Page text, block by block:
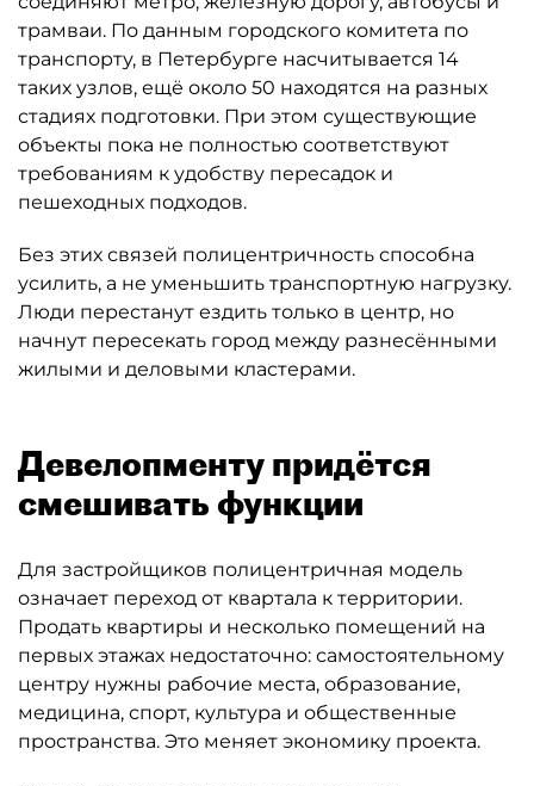
транспорту, в Петербурге насчитывается 14
таких узлов, ещё около 50 находятся на разных
стадиях подготовки. При этом существующие
объекты пока не полностью соответствуют
требованиям к удобству пересадок и
пешеходных подходов.
Без этих связей полицентричность способна
Люди перестанут ездить только в центр, но
начнут пересекать город между разнесёнными
жилыми и деловыми кластерами.
смешивать функции
Для застройщиков полицентричная модель
Продать квартиры и несколько помещений на
первых этажах недостаточно: самостоятельному
центру нужны рабочие места, образование,
медицина, спорт, культура и общественные
пространства. Это меняет экономику проекта.
Жильё, офисы, торговля и социальная